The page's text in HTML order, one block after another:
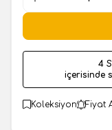
4
içerisinde
Koleksiyon Fiyat